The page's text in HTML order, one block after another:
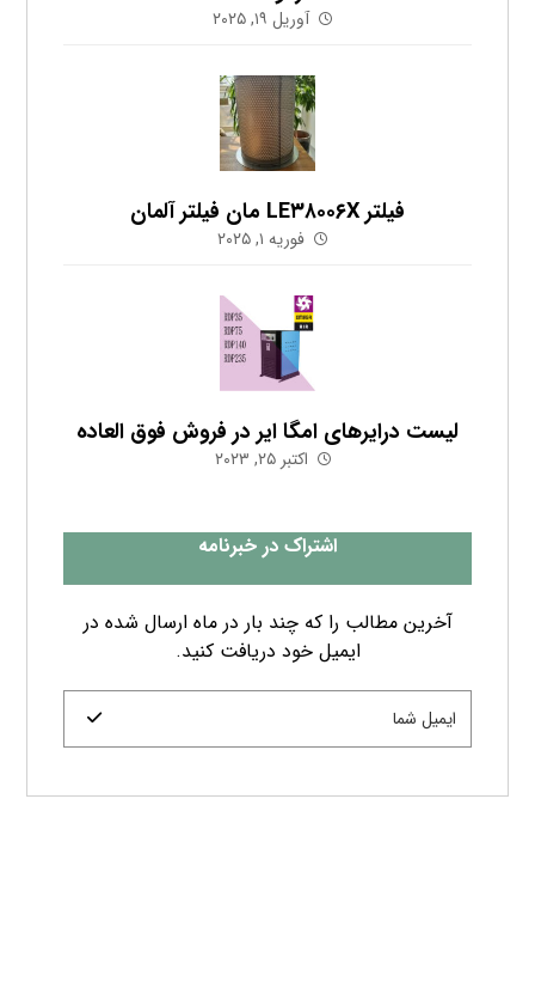
آوریل ۱۹, ۲۰۲۵
فیلتر LE۳۸۰۰۶X مان فیلتر آلمان
فوریه ۱, ۲۰۲۵
لیست درایرهای امگا ایر در فروش فوق العاده
اکتبر ۲۵, ۲۰۲۳
اشتراک در خبرنامه
آخرین مطالب را که چند بار در ماه ارسال شده در
ایمیل خود دریافت کنید.